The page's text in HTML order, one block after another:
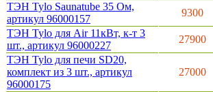
ТЭН Tylo Saunatube 35 Ом,
артикул 96000157
9300
ТЭН Tylo для Air 11кВт, к-т 3
шт., артикул 96000227
27900
ТЭН Tylo для печи SD20,
комплект из 3 шт., артикул
96000175
27000